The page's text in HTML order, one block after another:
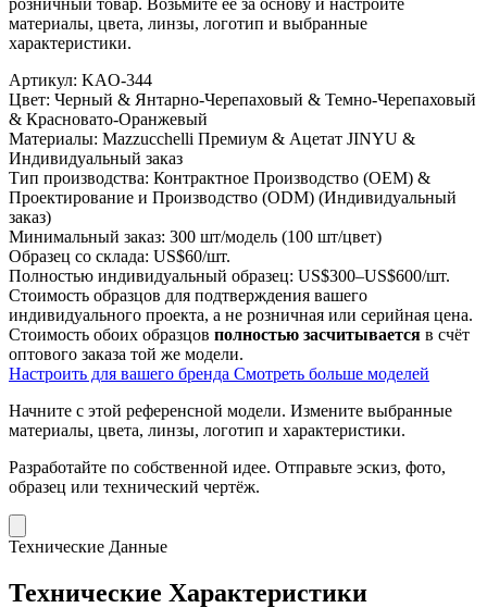
материалы, цвета, линзы, логотип и выбранные
характеристики.
Артикул: KAO-344
Цвет: Черный & Янтарно-Черепаховый & Темно-Черепаховый
& Красновато-Оранжевый
Материалы: Mazzucchelli Премиум & Ацетат JINYU &
Индивидуальный заказ
Тип производства: Контрактное Производство (OEM) &
Проектирование и Производство (ODM) (Индивидуальный
заказ)
Минимальный заказ: 300 шт/модель (100 шт/цвет)
Образец со склада: US$60/шт.
Полностью индивидуальный образец: US$300–US$600/шт.
Стоимость образцов для подтверждения вашего
индивидуального проекта, а не розничная или серийная цена.
Стоимость обоих образцов полностью засчитывается в счёт
оптового заказа той же модели.
Настроить для вашего бренда Смотреть больше моделей
Начните с этой референсной модели. Измените выбранные
материалы, цвета, линзы, логотип и характеристики.
Разработайте по собственной идее. Отправьте эскиз, фото,
образец или технический чертёж.
Технические Данные
Технические Характеристики